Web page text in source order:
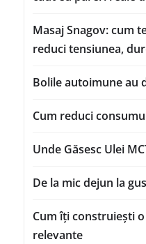
Masaj Snagov: cum
reduci tensiunea,
Bolile autoimune au
Cum reduci
Unde Găsesc Ulei
De la mic dejun la
Cum îți construiești
relevante